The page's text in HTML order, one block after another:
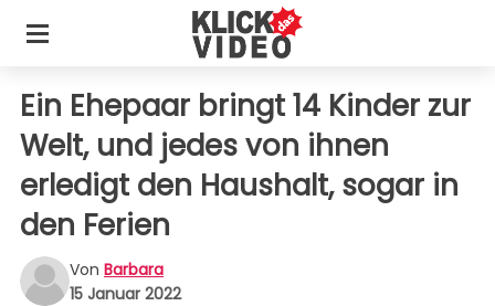
Ein Ehepaar bringt 14 Kinder zur
Welt, und jedes von ihnen
erledigt den Haushalt, sogar in
den Ferien
Von Barbara
15 Januar 2022